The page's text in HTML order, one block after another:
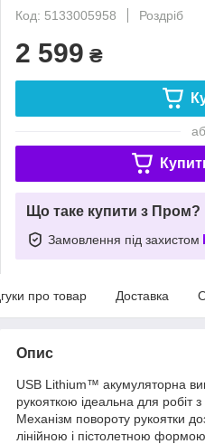
Код: 5133005958
Роздріб
2 599 ₴
Що таке купити з Пром?
Замовлення під захистом
про товар Доставка
Опис
USB Lithium™ акумуляторна
рукояткою ідеальна для робіт
Механізм повороту рукоятки
лінійною і пістолетною формою